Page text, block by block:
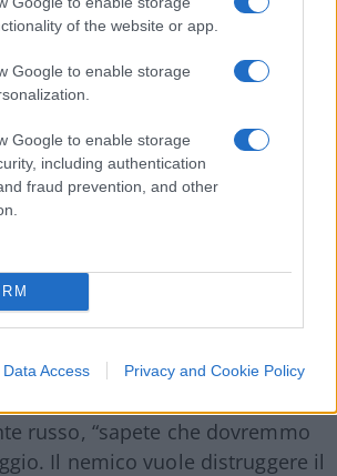
of the website or app.
Google to enable storage
Google to enable storage
including authentication
fraud prevention, and other
Data Access Privacy and Cookie Policy
militari ed energetiche” di Kiev.
avviati negoziati
l’inchiesta sul
presiede per la prima
di sicurezza
invita la
a prepararsi ai
russo, “sapete che dovremmo
Il nemico vuole distruggere il